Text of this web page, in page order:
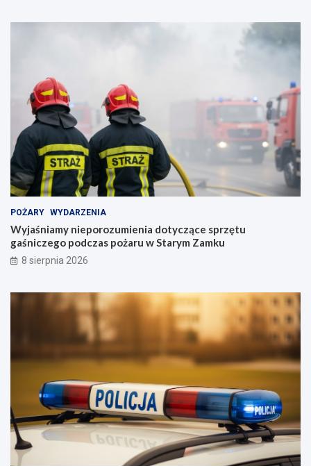
POŻARY WYDARZENIA
Wyjaśniamy nieporozumienia dotyczące sprzętu
gaśniczego podczas pożaru w Starym Zamku
8 sierpnia 2026